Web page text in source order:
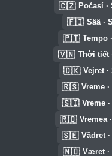
🇨🇿 Počasí
🇫🇮 Sää ·
🇵🇹 Tempo
🇻🇳 Thời tiết
🇩🇰 Vejret
🇷🇸 Vreme
🇸🇮 Vreme
🇷🇴 Vremea
🇸🇪 Vädret
🇳🇴 Været ·